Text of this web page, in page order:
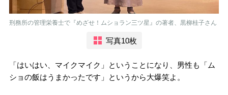
刑務所の管理栄養士で『めざせ！ムショラン三ツ星』の著者、黒柳桂子さん
写真10枚
「はいはい、マイクマイク」ということになり、男性も「ム
ショの飯はうまかったです」というから大爆笑よ。